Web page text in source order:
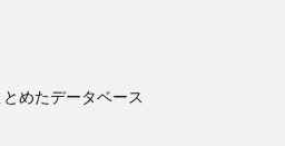
めたデータベース